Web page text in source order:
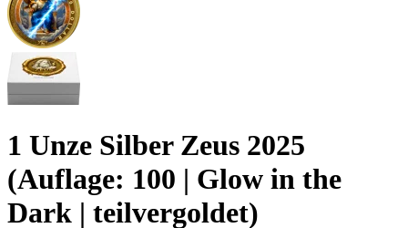
1 Unze Silber Zeus 2025
(Auflage: 100 | Glow in the
Dark | teilvergoldet)